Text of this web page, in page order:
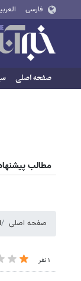
فارسی
صفحه اصلی
مطالب
صفحه اصلی
۱ نفر